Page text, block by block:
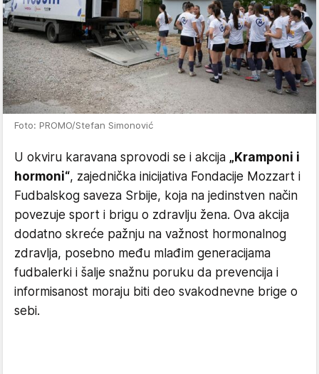
Foto: PROMO/Stefan Simonović
U okviru karavana sprovodi se i akcija „Kramponi i
hormoni“, zajednička inicijativa Fondacije Mozzart i
Fudbalskog saveza Srbije, koja na jedinstven način
povezuje sport i brigu o zdravlju žena. Ova akcija
dodatno skreće pažnju na važnost hormonalnog
zdravlja, posebno među mlađim generacijama
fudbalerki i šalje snažnu poruku da prevencija i
informisanost moraju biti deo svakodnevne brige o
sebi.